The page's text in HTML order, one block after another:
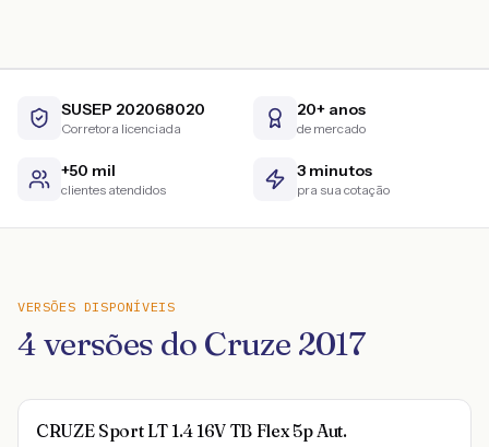
SUSEP 202068020
Corretora licenciada
20+ anos
de mercado
+50 mil
clientes atendidos
3 minutos
pra sua cotação
VERSÕES DISPONÍVEIS
4versões do Cruze 2017
CRUZE Sport LT 1.4 16V TB Flex 5p Aut.